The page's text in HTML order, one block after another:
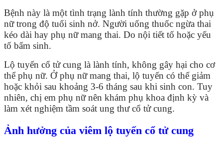
Bệnh này là một tình trạng lành tính thường gặp ở phụ
nữ trong độ tuổi sinh nở. Người uống thuốc ngừa thai
kéo dài hay phụ nữ mang thai. Do nội tiết tố hoặc yếu
tố bẩm sinh.
Lộ tuyến cổ tử cung là lành tính, không gây hại cho cơ
thể phụ nữ. Ở phụ nữ mang thai, lộ tuyến có thể giảm
hoặc khỏi sau khoảng 3-6 tháng sau khi sinh con. Tuy
nhiên, chị em phụ nữ nên khám phụ khoa định kỳ và
làm xét nghiệm tầm soát ung thư cổ tử cung.
Ảnh hưởng của viêm lộ tuyến cổ tử cung